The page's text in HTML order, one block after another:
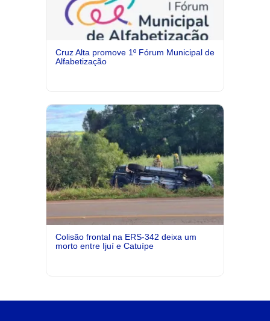
Cruz Alta promove 1º Fórum Municipal de
Alfabetização
Colisão frontal na ERS-342 deixa um
morto entre Ijuí e Catuípe